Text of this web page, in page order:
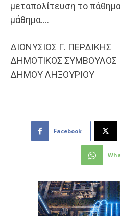
μεταπολίτευση το
μάθημα….
ΔΙΟΝΥΣΙΟΣ Γ. ΠΕΡΔΙΚΗΣ
ΔΗΜΟΤΙΚΟΣ ΣΥΜΒΟΥΛΟΣ
ΔΗΜΟΥ ΛΗΞΟΥΡΙΟΥ
Facebook